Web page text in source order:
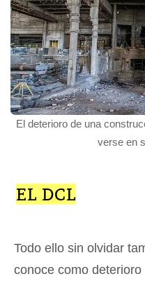
El deterioro de una
verse en
EL DCL
Todo ello sin olvidar
conoce como